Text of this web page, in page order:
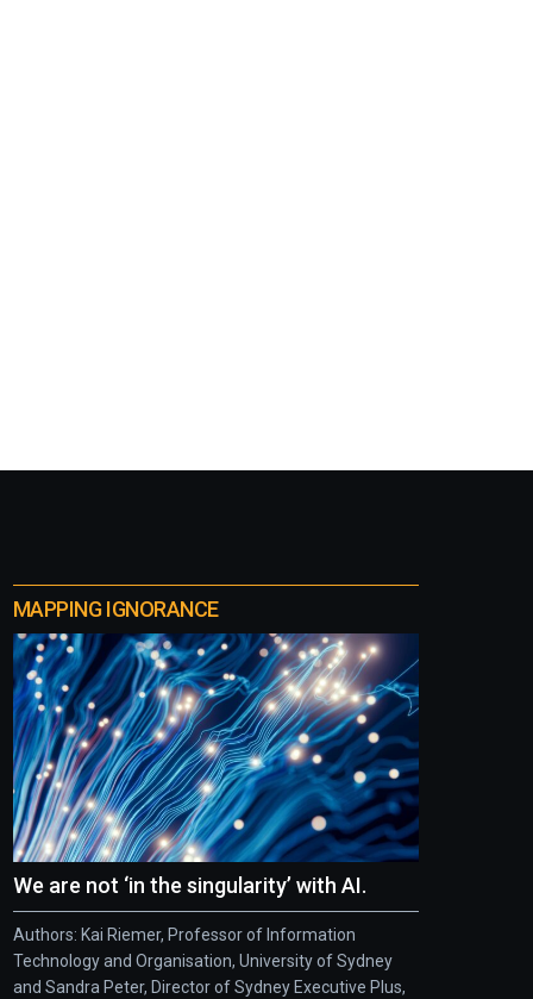
MAPPING IGNORANCE
We are not ‘in the singularity’ with AI.
Authors: Kai Riemer, Professor of Information
Technology and Organisation, University of Sydney
and Sandra Peter, Director of Sydney Executive Plus,